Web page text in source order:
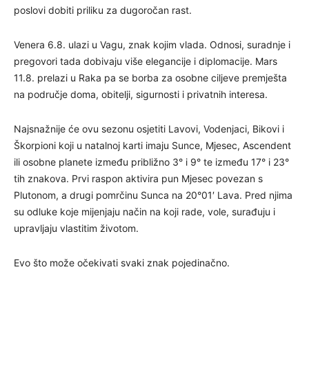
poslovi dobiti priliku za dugoročan rast.
Venera 6.8. ulazi u Vagu, znak kojim vlada. Odnosi, suradnje i
pregovori tada dobivaju više elegancije i diplomacije. Mars
11.8. prelazi u Raka pa se borba za osobne ciljeve premješta
na područje doma, obitelji, sigurnosti i privatnih interesa.
Najsnažnije će ovu sezonu osjetiti Lavovi, Vodenjaci, Bikovi i
Škorpioni koji u natalnoj karti imaju Sunce, Mjesec, Ascendent
ili osobne planete između približno 3° i 9° te između 17° i 23°
tih znakova. Prvi raspon aktivira pun Mjesec povezan s
Plutonom, a drugi pomrčinu Sunca na 20°01′ Lava. Pred njima
su odluke koje mijenjaju način na koji rade, vole, surađuju i
upravljaju vlastitim životom.
Evo što može očekivati svaki znak pojedinačno.